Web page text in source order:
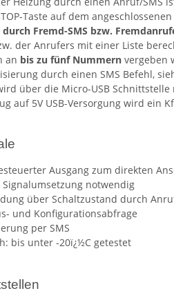
Taste auf dem
Fremd-SMS bzw.
der Anrufers mit einer Liste
an bis zu fünf Nummern vergeben
durch einen SMS Befehl,
über die Micro-USB
auf 5V USB-Versorgung wird ein
Ausgang zum direkten
notwendig
über Schaltzustand durch
und Konfigurationsabfrage
per SMS
bis unter -20ï¿½C getestet